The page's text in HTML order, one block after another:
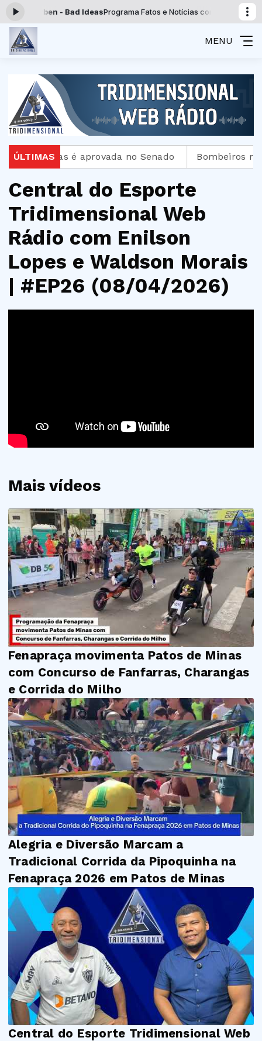
Farben - Bad IdeasPrograma Fatos e Notícias com Enilson Lopes
MENU
ÚLTIMAS
20 dias é aprovada no Senado Bombeiros
Central do Esporte
Tridimensional Web
Rádio com Enilson
Lopes e Waldson Morais
| #EP26 (08/04/2026)
Mais vídeos
Fenapraça movimenta Patos de Minas
com Concurso de Fanfarras, Charangas
e Corrida do Milho
Alegria e Diversão Marcam a
Tradicional Corrida da Pipoquinha na
Fenapraça 2026 em Patos de Minas
Central do Esporte Tridimensional Web